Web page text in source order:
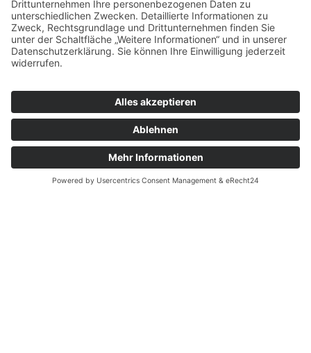
Premium Fitness
Fitnessbereich entdecken
Hier geht es zu unseren
Kursen
entdecken